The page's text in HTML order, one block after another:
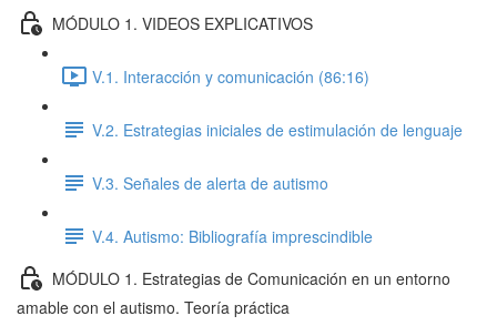
MÓDULO 1. VIDEOS EXPLICATIVOS
V.1. Interacción y comunicación (86:16)
V.2. Estrategias iniciales de estimulación de lenguaje
V.3. Señales de alerta de autismo
V.4. Autismo: Bibliografía imprescindible
MÓDULO 1. Estrategias de Comunicación en un entorno
amable con el autismo. Teoría práctica